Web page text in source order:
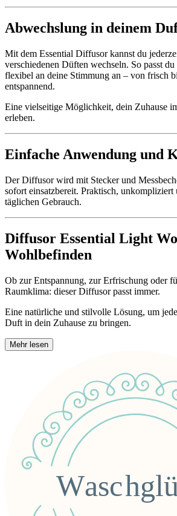
Abwechslung in deinem
Mit dem Essential Diffusor kannst du
verschiedenen Düften wechseln. So passt
flexibel an deine Stimmung an – von frisch
entspannend.
Eine vielseitige Möglichkeit, dein Zuhause
erleben.
Einfache Anwendung und
Der Diffusor wird mit Stecker und
sofort einsatzbereit. Praktisch, unkompliziert
täglichen Gebrauch.
Diffusor Essential Light
Wohlbefinden
Ob zur Entspannung, zur Erfrischung oder
Raumklima: dieser Diffusor passt immer.
Eine natürliche und stilvolle Lösung, um
Duft in dein Zuhause zu bringen.
Mehr lesen